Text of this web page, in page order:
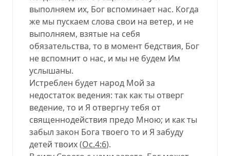
выполняем их, Бог вспоминает нас. Когда
же мы пускаем слова свои на ветер, и не
выполняем, взятые на себя
обязательства, то в момент бедствия, Бог
не вспомнит о нас, и мы не будем Им
услышаны.
Истреблен будет народ Мой за
недостаток ведения: так как ты отверг
ведение, то и Я отвергну тебя от
священнодействия предо Мною; и как ты
забыл закон Бога твоего то и Я забуду
детей твоих (Ос.4:6).